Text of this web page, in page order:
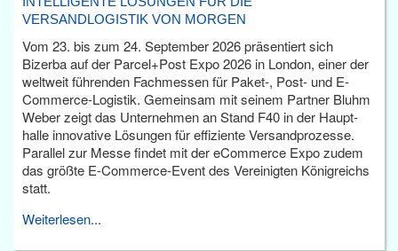
VERSANDLOGISTIK VON MORGEN
Vom 23. bis zum 24. September 2026 präsentiert sich
Bizerba auf der Parcel+Post Expo 2026 in London, einer der
weltweit führenden Fachmessen für Paket-, Post- und E-
Commerce-Logistik. Gemeinsam mit seinem Partner Bluhm
Weber zeigt das Unternehmen an Stand F40 in der Haupt­
halle innovative Lösungen für effiziente Versandprozesse.
Parallel zur Messe findet mit der eCommerce Expo zudem
das größte E-Commerce-Event des Vereinigten Königreichs
statt.
Weiterlesen...